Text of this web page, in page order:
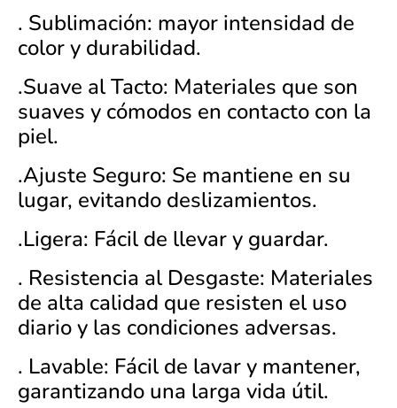
. Sublimación: mayor intensidad de
color y durabilidad.
.Suave al Tacto: Materiales que son
suaves y cómodos en contacto con la
piel.
.Ajuste Seguro: Se mantiene en su
lugar, evitando deslizamientos.
.Ligera: Fácil de llevar y guardar.
. Resistencia al Desgaste: Materiales
de alta calidad que resisten el uso
diario y las condiciones adversas.
. Lavable: Fácil de lavar y mantener,
garantizando una larga vida útil.